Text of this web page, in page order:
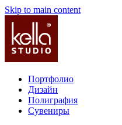
Skip to main content
Портфолио
Дизайн
Полиграфия
Сувениры